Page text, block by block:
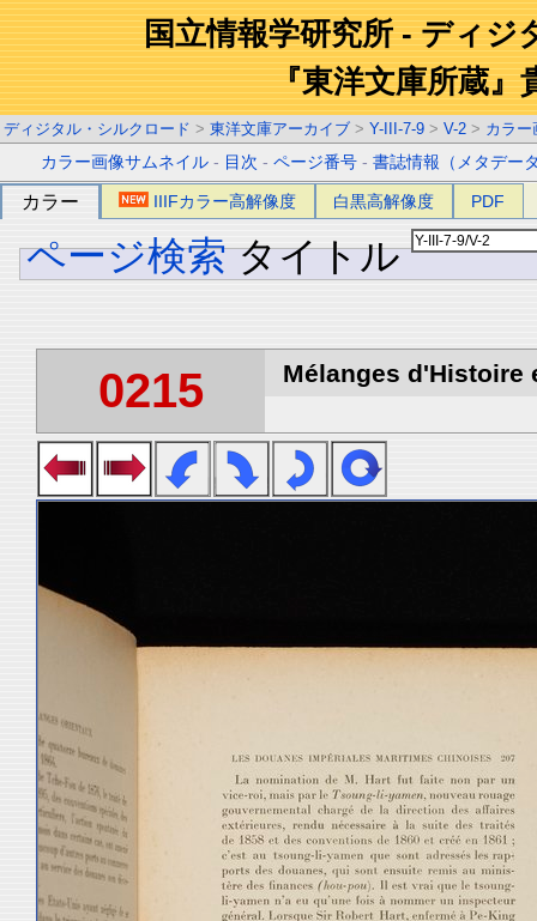
国立情報学研究所 - ディジ
『東洋文庫所蔵』
ディジタル・シルクロード > 東洋文庫アーカイブ > Y-III-7-9 > V-2 > カラー
カラー画像サムネイル - 目次 -ページ番号 -書誌情報（メタデー
カラー IIIFカラー高解像度 白黒高解像度 PDF
ページ検索 タイトル
0215 Mélanges d'Histoire